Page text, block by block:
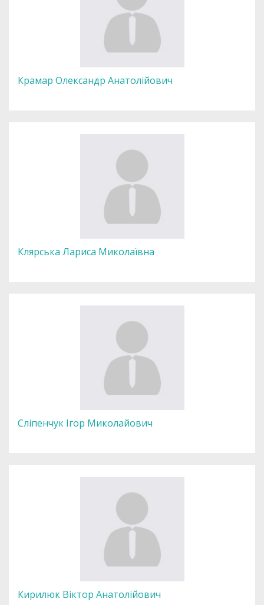
Крамар Олександр Анатолійович
Клярська Лариса Миколаївна
Сліпенчук Ігор Миколайович
Кирилюк Віктор Анатолійович